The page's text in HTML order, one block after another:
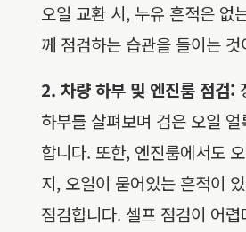
오일 교환 시, 누유 흔적은 없
께 점검하는 습관을 들이는
2. 차량 하부 및 엔진룸 점검:
하부를 살펴보며 검은 오일
합니다. 또한, 엔진룸에서도
지, 오일이 묻어있는 흔적이
점검합니다. 셀프 점검이 어